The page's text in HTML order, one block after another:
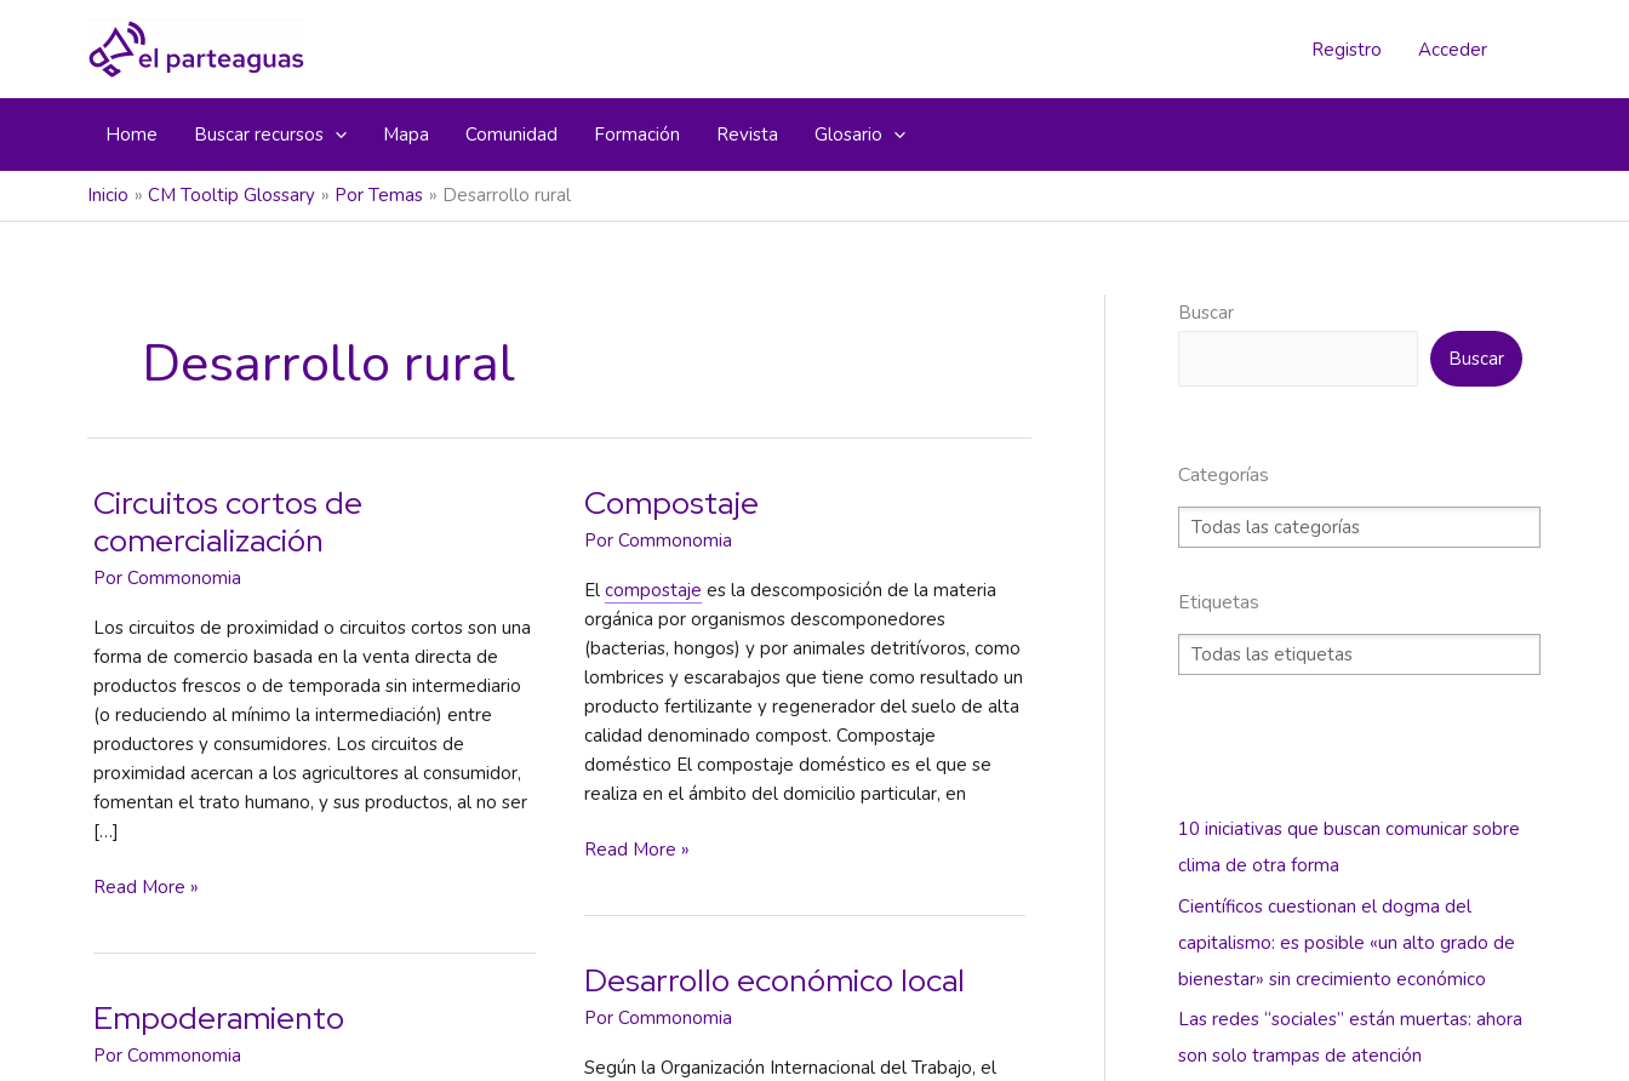
Registro Acceder
Home Buscar recursos Mapa Comunidad Formación Revista Glosario
Inicio CM Tooltip Glossary Por Temas Desarrollo rural
Desarrollo rural
Circuitos cortos de
comercialización
Por Commonomia
Los circuitos de proximidad o circuitos cortos son una
forma de comercio basada en la venta directa de
productos frescos o de temporada sin intermediario
(o reduciendo al mínimo la intermediación) entre
productores y consumidores. Los circuitos de
proximidad acercan a los agricultores al consumidor,
fomentan el trato humano, y sus productos, al no ser
[…]
Circuitos
Read More »
Compostaje
Por Commonomia
El compostaje es la descomposición de la materia
orgánica por organismos descomponedores
(bacterias, hongos) y por animales detritívoros, como
lombrices y escarabajos que tiene como resultado un
producto fertilizante y regenerador del suelo de alta
calidad denominado compost. Compostaje
doméstico El compostaje doméstico es el que se
realiza en el ámbito del domicilio particular, en
Compostaje
Read More »
Desarrollo económico local
Por Commonomia
Según la Organización Internacional del Trabajo, el
Empoderamiento
Por Commonomia
Buscar
Buscar
Categorías
Etiquetas
10 iniciativas que buscan comunicar sobre
clima de otra forma
Científicos cuestionan el dogma del
capitalismo: es posible «un alto grado de
bienestar» sin crecimiento económico
Las redes “sociales” están muertas: ahora
son solo trampas de atención